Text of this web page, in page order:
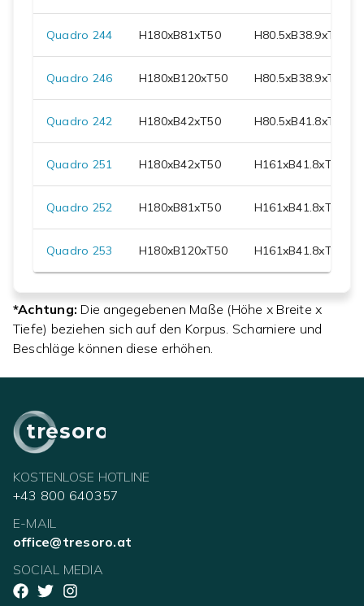
Quadro 244 H180xB81xT50 H80.5xB38.9xT
Quadro 246 H180xB120xT50 H80.5xB38.9xT
Quadro 242 H180xB42xT50 H80.5xB41.8xT
Quadro 251 H180xB42xT50 H161xB41.8xT
Quadro 252 H180xB81xT50 H161xB41.8xT
Quadro 253 H180xB120xT50 H161xB41.8xT
*Achtung: Die angegebenen Maße (Höhe x Breite x
Tiefe) beziehen sich auf den Korpus. Scharniere und
Beschläge können diese erhöhen.
tresoro
KOSTENLOSE HOTLINE
+43 800 640357
E-MAIL
office@tresoro.at
SOCIAL MEDIA